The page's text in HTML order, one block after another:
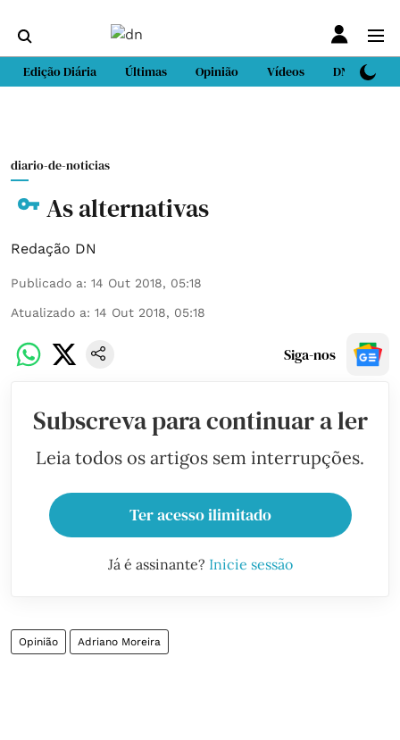
Edição Diária Últimas Opinião Vídeos DN Sport
diario-de-noticias
As alternativas
Redação DN
Publicado a: 14 Out 2018, 05:18
Atualizado a: 14 Out 2018, 05:18
Siga-nos
Subscreva para continuar a ler
Leia todos os artigos sem interrupções.
Ter acesso ilimitado
Já é assinante? Inicie sessão
Opinião Adriano Moreira